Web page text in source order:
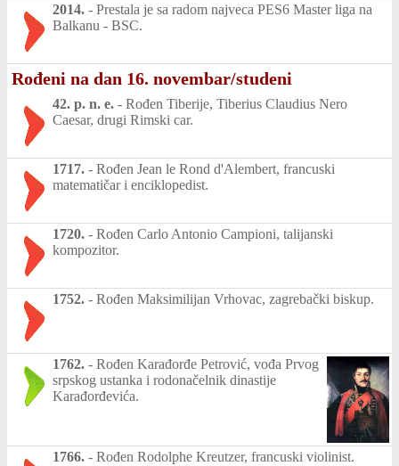
2014. - Prestala je sa radom najveca PES6 Master liga na
Balkanu - BSC.
Rođeni na dan 16. novembar/studeni
42. p. n. e. - Rođen Tiberije, Tiberius Claudius Nero
Caesar, drugi Rimski car.
1717. - Rođen Jean le Rond d'Alembert, francuski
matematičar i enciklopedist.
1720. - Rođen Carlo Antonio Campioni, talijanski
kompozitor.
1752. - Rođen Maksimilijan Vrhovac, zagrebački biskup.
1762. - Rođen Karađorđe Petrović, vođa Prvog
srpskog ustanka i rodonačelnik dinastije
Karađorđevića.
1766. - Rođen Rodolphe Kreutzer, francuski violinist.